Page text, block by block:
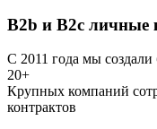
B2b и B2c личные
С 2011 года мы создали
20+
Крупных компаний
контрактов